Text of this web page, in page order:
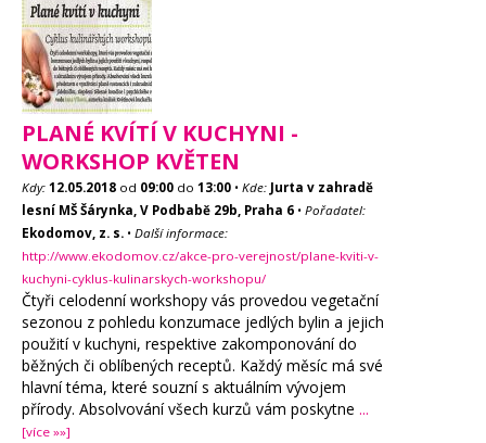
PLANÉ KVÍTÍ V KUCHYNI -
WORKSHOP KVĚTEN
Kdy: 12.05.2018 od 09:00 do 13:00 • Kde: Jurta v zahradě
lesní MŠ Šárynka, V Podbabě 29b, Praha 6 • Pořadatel:
Ekodomov, z. s. • Další informace:
http://www.ekodomov.cz/akce-pro-verejnost/plane-kviti-v-
kuchyni-cyklus-kulinarskych-workshopu/
Čtyři celodenní workshopy vás provedou vegetační
sezonou z pohledu konzumace jedlých bylin a jejich
použití v kuchyni, respektive zakomponování do
běžných či oblíbených receptů. Každý měsíc má své
hlavní téma, které souzní s aktuálním vývojem
přírody. Absolvování všech kurzů vám poskytne ...
[více »»]